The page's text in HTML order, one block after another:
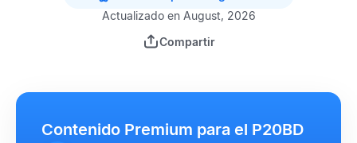
Actualizado en August, 2026
Compartir
Contenido Premium para el P20BD